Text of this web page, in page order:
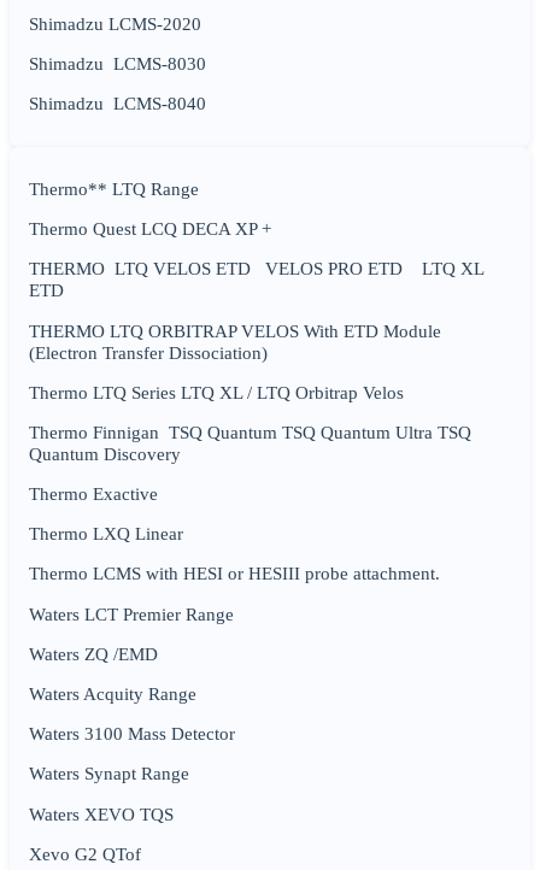
Shimadzu LCMS-2020
Shimadzu LCMS-8030
Shimadzu LCMS-8040
Thermo** LTQ Range
Thermo Quest LCQ DECA XP +
THERMO LTQ VELOS ETD VELOS PRO ETD LTQ XL
ETD
THERMO LTQ ORBITRAP VELOS With ETD Module
(Electron Transfer Dissociation)
Thermo LTQ Series LTQ XL / LTQ Orbitrap Velos
Thermo Finnigan TSQ Quantum TSQ Quantum Ultra TSQ
Quantum Discovery
Thermo Exactive
Thermo LXQ Linear
Thermo LCMS with HESI or HESIII probe attachment.
Waters LCT Premier Range
Waters ZQ /EMD
Waters Acquity Range
Waters 3100 Mass Detector
Waters Synapt Range
Waters XEVO TQS
Xevo G2 QTof